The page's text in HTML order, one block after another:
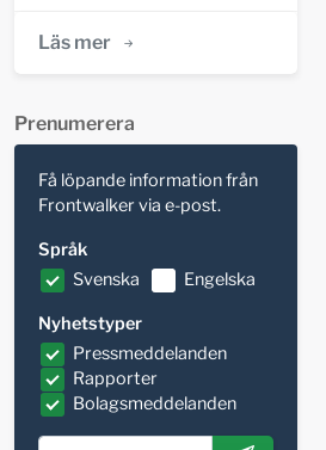
Läs mer
Prenumerera
Få löpande information från
Frontwalker via e-post.
Språk
Svenska
Engelska
Nyhetstyper
Pressmeddelanden
Rapporter
Bolagsmeddelanden